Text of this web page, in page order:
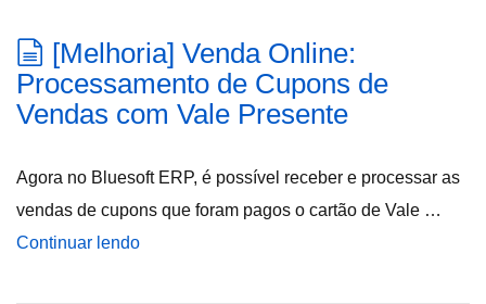
[Melhoria] Venda Online:
Processamento de Cupons de
Vendas com Vale Presente
Agora no Bluesoft ERP, é possível receber e processar as
vendas de cupons que foram pagos o cartão de Vale …
Continuar lendo